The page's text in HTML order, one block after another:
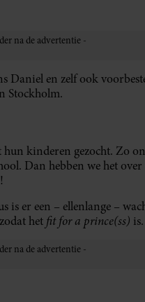
Daniel en zelf ook
Stockholm.
kinderen gezocht. Zo
Dan hebben we het
is er een – ellenlange –
het fit for a prince(ss) is.